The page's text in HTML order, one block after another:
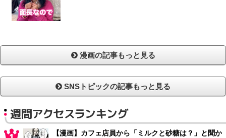
漫画の記事もっと見る
SNSトピックの記事もっと見る
週間アクセスランキング
【漫画】カフェ店員から「ミルクと砂糖は？」と聞か